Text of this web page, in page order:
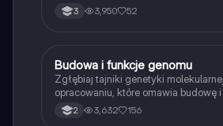
ich funkcje oraz proces replikacji
informacja genetyczna jest
3 3,950 52
BBiologia
Budowa i funkcje genomu
Zgłębiaj tajniki genetyki
opracowaniu, które omawia budowę
nukleinowych, strukturę DNA oraz
replikacji. Dowiedz się o różnicach
2 3,632 156